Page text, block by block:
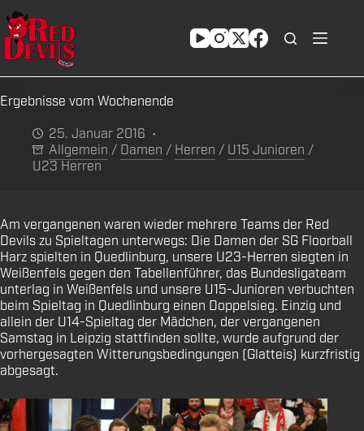
Zum
Inhalt
springen
Ergebnisse vom Wochenende
25. Januar 2016
Allgemein / Damen / Herren / U15 Junioren /
U23 Herren
Am vergangenen waren wieder mehrere Teams der Red
Devils zu Spieltagen unterwegs: Die Damen der SG Floorball
Harz spielten in Quedlinburg, unsere U23-Herren siegten in
Weißenfels gegen den Tabellenführer, das Bundesligateam
unterlag in Weißenfels und unsere U15-Junioren verbuchten
beim Spieltag in Quedlinburg einen Doppelsieg. Einzig und
allein der U14-Spieltag der Mädchen, der vergangenen
Samstag in Leipzig stattfinden sollte, wurde aufgrund der
vorhergesagten Witterungsbedingungen (Glatteis) kurzfristig
abgesagt.